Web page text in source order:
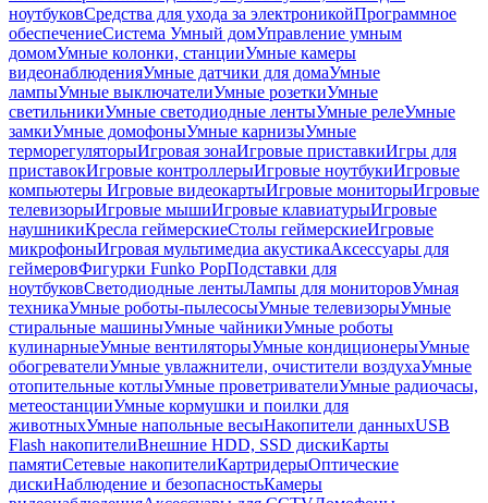
ноутбуковСредства для ухода за электроникойПрограммное
обеспечениеСистема Умный домУправление умным
домомУмные колонки, станцииУмные камеры
видеонаблюденияУмные датчики для домаУмные
лампыУмные выключателиУмные розеткиУмные
светильникиУмные светодиодные лентыУмные релеУмные
замкиУмные домофоныУмные карнизыУмные
терморегуляторыИгровая зонаИгровые приставкиИгры для
приставокИгровые контроллерыИгровые ноутбукиИгровые
компьютеры Игровые видеокартыИгровые мониторыИгровые
телевизорыИгровые мышиИгровые клавиатурыИгровые
наушникиКресла геймерскиеСтолы геймерскиеИгровые
микрофоныИгровая мультимедиа акустикаАксессуары для
геймеровФигурки Funko PopПодставки для
ноутбуковСветодиодные лентыЛампы для мониторовУмная
техникаУмные роботы-пылесосыУмные телевизорыУмные
стиральные машиныУмные чайникиУмные роботы
кулинарныеУмные вентиляторыУмные кондиционерыУмные
обогревателиУмные увлажнители, очистители воздухаУмные
отопительные котлыУмные проветривателиУмные радиочасы,
метеостанцииУмные кормушки и поилки для
животныхУмные напольные весыНакопители данныхUSB
Flash накопителиВнешние HDD, SSD дискиКарты
памятиСетевые накопителиКартридерыОптические
дискиНаблюдение и безопасностьКамеры